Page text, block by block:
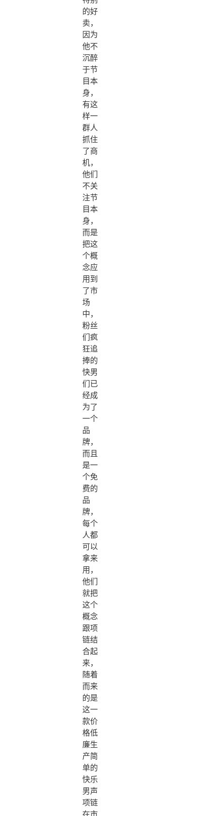
的好
卖，
因为
他不
沉醉
于节
目本
身，
有这
样一
群人
抓住
了商
机，
他们
不关
注节
目本
身，
而是
把这
个概
念应
用到
了市
场
中，
粉丝
们疯
狂追
捧的
快男
们已
经成
为了
一个
品
牌，
而且
是一
个免
费的
品
牌，
每个
人都
可以
拿来
用，
他们
就把
这个
概念
跟项
链结
合起
来，
随着
而来
的是
这一
款价
格低
廉生
产简
单的
快乐
男声
项链